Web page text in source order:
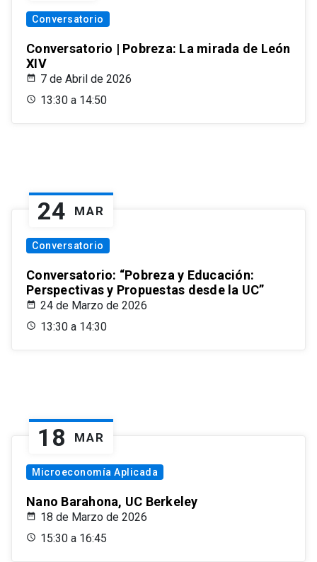
Conversatorio
Conversatorio | Pobreza: La mirada de León
XIV
7 de Abril de 2026
13:30 a 14:50
24 MAR
Conversatorio
Conversatorio: “Pobreza y Educación:
Perspectivas y Propuestas desde la UC”
24 de Marzo de 2026
13:30 a 14:30
18 MAR
Microeconomía Aplicada
Nano Barahona, UC Berkeley
18 de Marzo de 2026
15:30 a 16:45